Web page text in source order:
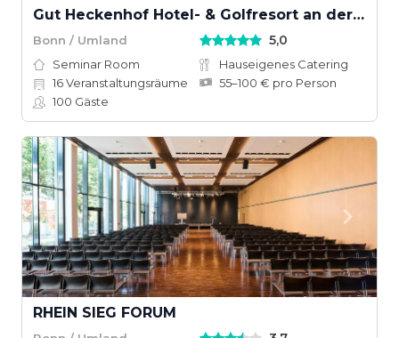
Gut Heckenhof Hotel- & Golfresort an der Sieg
Bonn / Umland 5,0
Seminar Room
Hauseigenes Catering
16Veranstaltungsräume
55–100 € pro Person
100 Gäste
RHEIN SIEG FORUM